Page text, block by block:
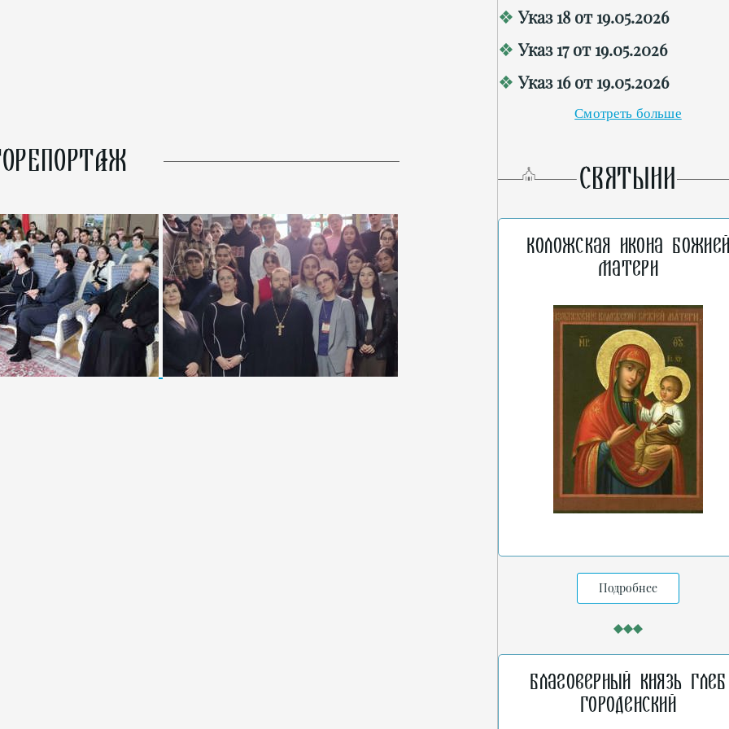
Указ 18 от 19.05.2026
Указ 17 от 19.05.2026
Указ 16 от 19.05.2026
Смотреть больше
СВЯТЫНИ
Коложская икона
Матери
Подробнее
Благоверный князь Глеб
Городенский